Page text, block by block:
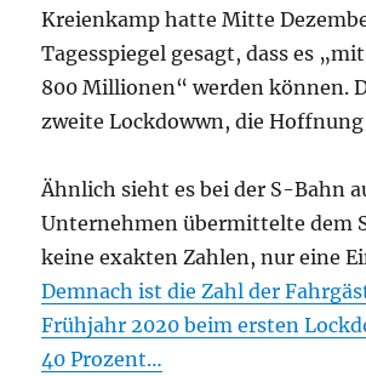
Kreienkamp hatte Mitte
Tagesspiegel gesagt, dass es
800 Millionen“ werden können.
zweite Lockdowwn, die
Ähnlich sieht es bei der S-Bahn
Unternehmen übermittelte dem
keine exakten Zahlen, nur eine
Demnach ist die Zahl der
Frühjahr 2020 beim ersten
40 Prozent…